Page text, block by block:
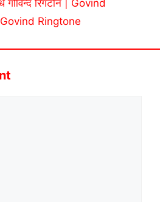
गोविन्द रिंगटोन | Govind
Ringtone